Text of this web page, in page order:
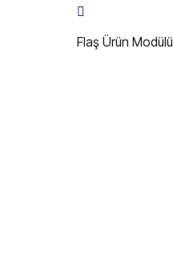
Flaş Ürün Modülü